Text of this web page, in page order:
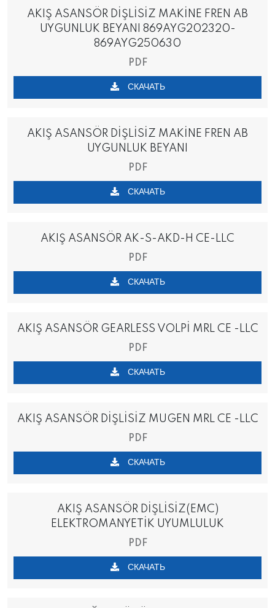
AKIŞ ASANSÖR DİŞLİSİZ MAKİNE FREN AB
UYGUNLUK BEYANI 869AYG202320-
869AYG250630
PDF
СКАЧАТЬ
AKIŞ ASANSÖR DİŞLİSİZ MAKİNE FREN AB
UYGUNLUK BEYANI
PDF
СКАЧАТЬ
AKIŞ ASANSÖR AK-S-AKD-H CE-LLC
PDF
СКАЧАТЬ
AKIŞ ASANSÖR GEARLESS VOLPİ MRL CE -LLC
PDF
СКАЧАТЬ
AKIŞ ASANSÖR DİŞLİSİZ MUGEN MRL CE -LLC
PDF
СКАЧАТЬ
AKIŞ ASANSÖR DİŞLİSİZ(EMC)
ELEKTROMANYETİK UYUMLULUK
PDF
СКАЧАТЬ